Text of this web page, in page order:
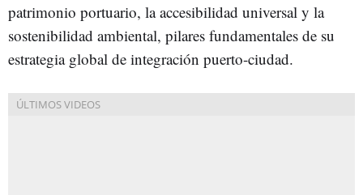
patrimonio portuario, la accesibilidad universal y la
sostenibilidad ambiental, pilares fundamentales de su
estrategia global de integración puerto-ciudad.